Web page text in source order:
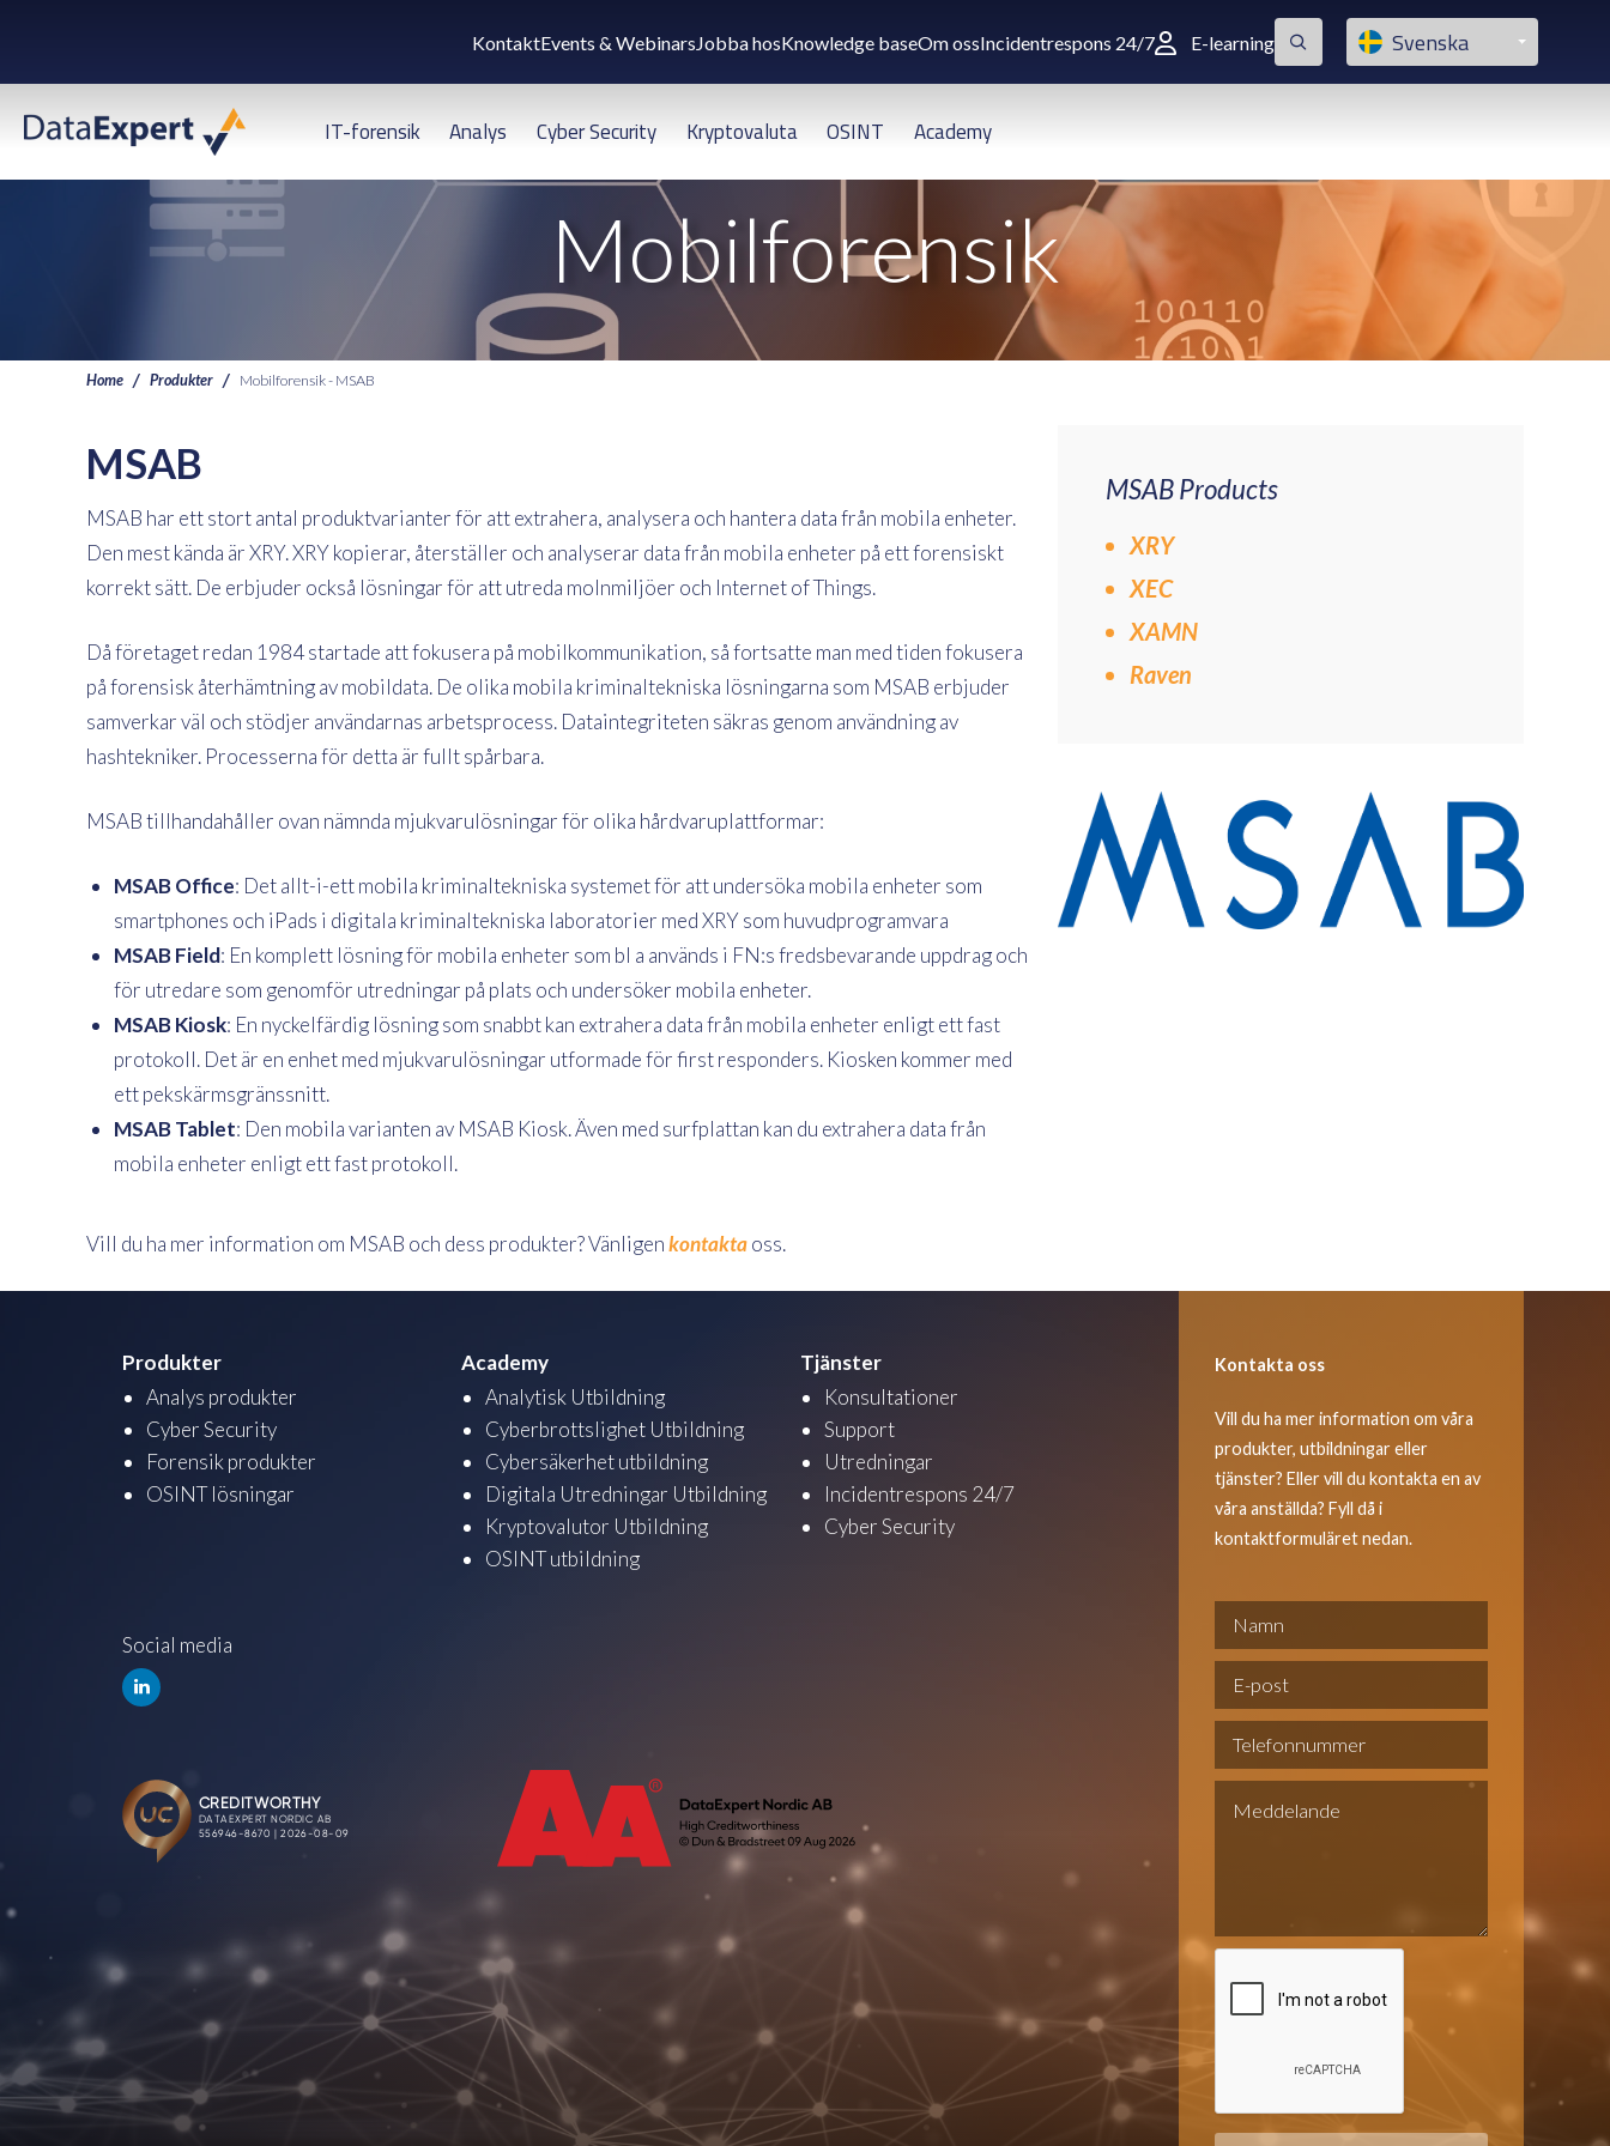
KontaktEvents & Webinars Jobba hosKnowledge baseOm ossIncidentrespons 24/7 E-learning Svenska
IT-forensik Analys Cyber Security Kryptovaluta OSINT Academy
Mobilforensik
Home Produkter Mobilforensik - MSAB
MSAB
MSAB har ett stort antal produktvarianter för att extrahera, analysera och hantera data från mobila enheter.
Den mest kända är XRY. XRY kopierar, återställer och analyserar data från mobila enheter på ett forensiskt
korrekt sätt. De erbjuder också lösningar för att utreda molnmiljöer och Internet of Things.
Då företaget redan 1984 startade att fokusera på mobilkommunikation, så fortsatte man med tiden fokusera
på forensisk återhämtning av mobildata. De olika mobila kriminaltekniska lösningarna som MSAB erbjuder
samverkar väl och stödjer användarnas arbetsprocess. Dataintegriteten säkras genom användning av
hashtekniker. Processerna för detta är fullt spårbara.
MSAB tillhandahåller ovan nämnda mjukvarulösningar för olika hårdvaruplattformar:
MSAB Office: Det allt-i-ett mobila kriminaltekniska systemet för att undersöka mobila enheter som
smartphones och iPads i digitala kriminaltekniska laboratorier med XRY som huvudprogramvara
MSAB Field: En komplett lösning för mobila enheter som bl a används i FN:s fredsbevarande uppdrag och
för utredare som genomför utredningar på plats och undersöker mobila enheter.
MSAB Kiosk: En nyckelfärdig lösning som snabbt kan extrahera data från mobila enheter enligt ett fast
protokoll. Det är en enhet med mjukvarulösningar utformade för first responders. Kiosken kommer med
ett pekskärmsgränssnitt.
MSAB Tablet: Den mobila varianten av MSAB Kiosk. Även med surfplattan kan du extrahera data från
mobila enheter enligt ett fast protokoll.
Vill du ha mer information om MSAB och dess produkter? Vänligenkontaktaoss.
MSAB Products
XRY
XEC
XAMN
Raven
Produkter
Analys produkter
Cyber Security
Forensik produkter
OSINT lösningar
Academy
Analytisk Utbildning
Cyberbrottslighet Utbildning
Cybersäkerhet utbildning
Digitala Utredningar Utbildning
Kryptovalutor Utbildning
OSINT utbildning
Tjänster
Konsultationer
Support
Utredningar
Incidentrespons 24/7
Cyber Security
Social media
Kontakta oss
Vill du ha mer information om våra
produkter, utbildningar eller
tjänster? Eller vill du kontakta en av
våra anställda? Fyll då i
kontaktformuläret nedan.